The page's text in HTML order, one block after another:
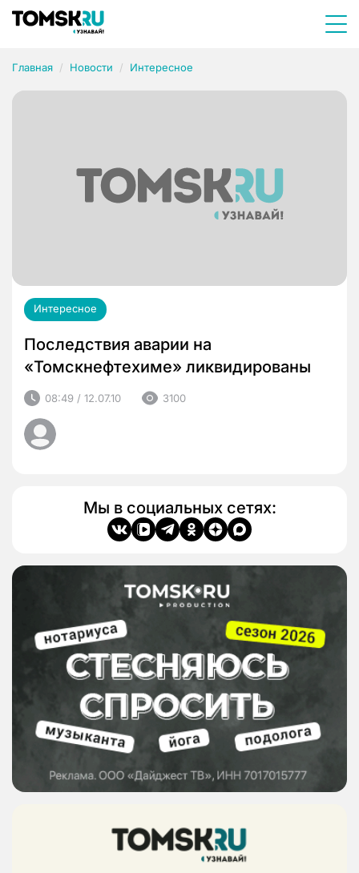
Главная Новости Интересное
Интересное
Последствия аварии на
«Томскнефтехиме» ликвидированы
08:49 / 12.07.10 3100
Мы в социальных сетях: